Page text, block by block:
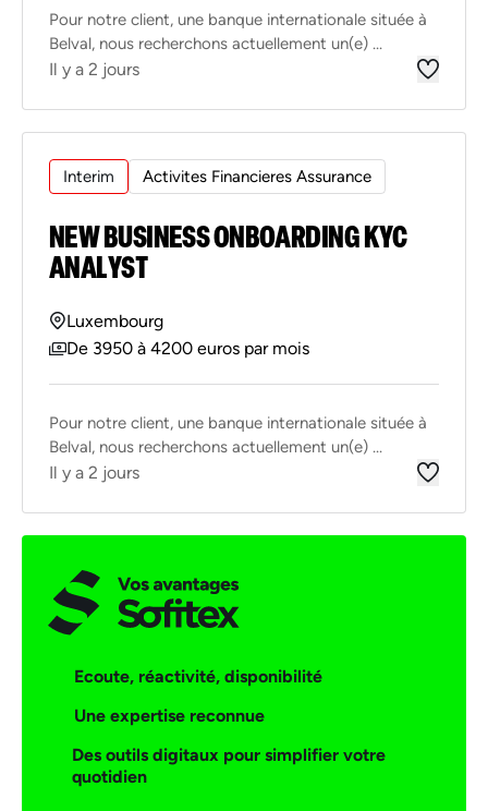
Pour notre client, une banque internationale située à
Belval, nous recherchons actuellement un(e) ...
Il y a 2 jours
Interim Activites Financieres Assurance
NEW BUSINESS ONBOARDING KYC
ANALYST
Luxembourg
De 3950 à 4200 euros par mois
Pour notre client, une banque internationale située à
Belval, nous recherchons actuellement un(e) ...
Il y a 2 jours
Ecoute, réactivité, disponibilité
Une expertise reconnue
Des outils digitaux pour simplifier votre
quotidien